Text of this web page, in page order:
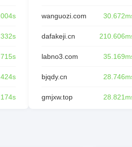
wanguozi.com
dafakeji.cn
labno3.com
bjqdy.cn
gmjxw.top